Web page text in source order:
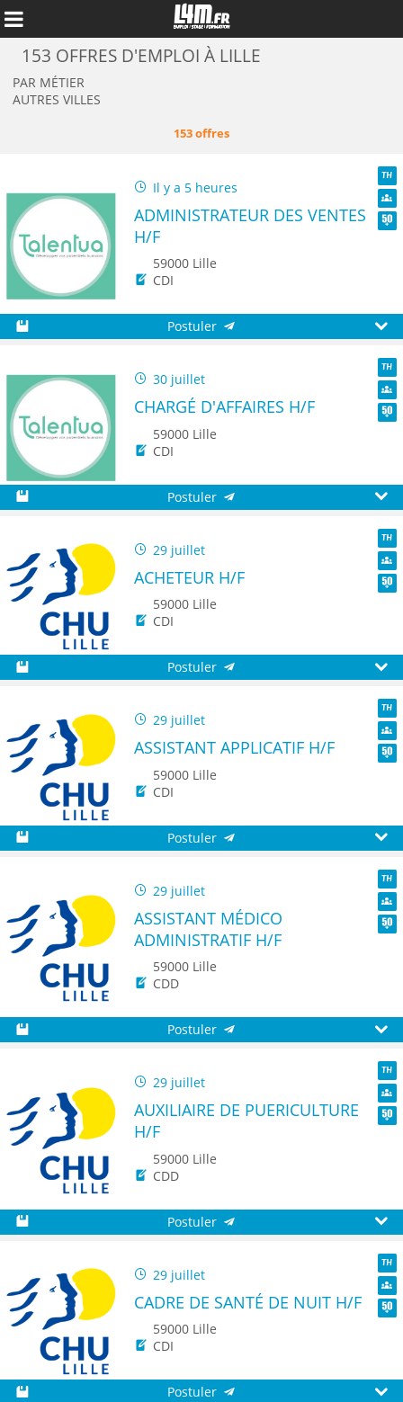
153 OFFRES D'EMPLOI À LILLE
PAR MÉTIER
AUTRES VILLES
153 offres
Il y a 5 heures
TH
ADMINISTRATEUR DES VENTES
H/F
59000 Lille
CDI
Postuler
30 juillet
TH
CHARGÉ D'AFFAIRES H/F
59000 Lille
CDI
Postuler
29 juillet
TH
ACHETEUR H/F
59000 Lille
CDI
Postuler
29 juillet
TH
ASSISTANT APPLICATIF H/F
59000 Lille
CDI
Postuler
29 juillet
TH
ASSISTANT MÉDICO
ADMINISTRATIF H/F
59000 Lille
CDD
Postuler
29 juillet
TH
AUXILIAIRE DE PUERICULTURE
H/F
59000 Lille
CDD
Postuler
29 juillet
TH
CADRE DE SANTÉ DE NUIT H/F
59000 Lille
CDI
Postuler